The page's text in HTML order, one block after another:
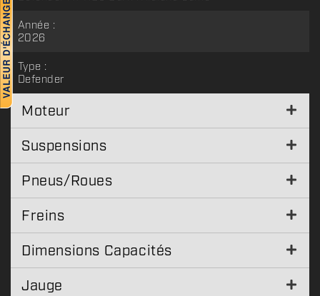
Année :
2026
Type :
Defender
Moteur
Suspensions
Pneus/Roues
Freins
Dimensions Capacités
Jauge